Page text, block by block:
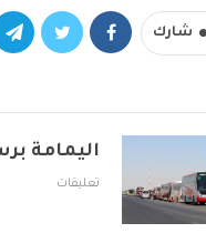
شارك
اليمامة
تعليقات